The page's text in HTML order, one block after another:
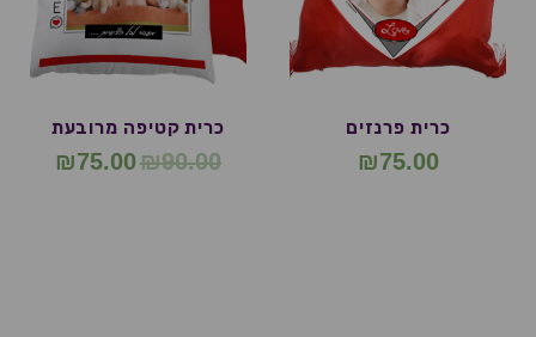
כרית פרנזים
₪75.00
כרית קטיפה מרובעת
₪90.00
₪75.00